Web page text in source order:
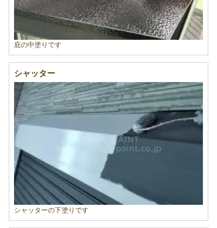
庇の中塗りです
シャッター
シャッターの下塗りです